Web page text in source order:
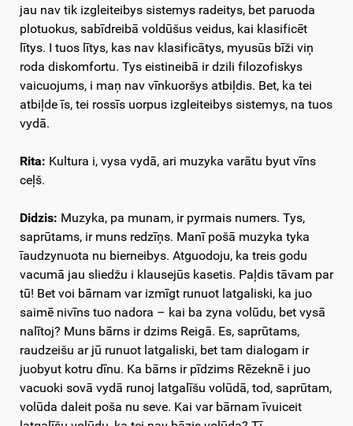
jau nav tik izgleiteibys sistemys radeitys, bet paruoda
plotuokus, sabīdreibā voldūšus veidus, kai klasificēt
lītys. I tuos lītys, kas nav klasificātys, myusūs bīži viņ
roda diskomfortu. Tys eistineibā ir dzili filozofiskys
vaicuojums, i maņ nav vīnkuoršys atbiļdis. Bet, ka tei
atbiļde īs, tei rossīs uorpus izgleiteibys sistemys, na tuos
vydā.
Rita: Kultura i, vysa vydā, ari muzyka varātu byut vīns
ceļš.
Didzis: Muzyka, pa munam, ir pyrmais numers. Tys,
saprūtams, ir muns redzīņs. Manī pošā muzyka tyka
īaudzynuota nu bierneibys. Atguodoju, ka treis godu
vacumā jau sliedžu i klausejūs kasetis. Paļdis tāvam par
tū! Bet voi bārnam var izmīgt runuot latgaliski, ka juo
saimē nivīns tuo nadora – kai ba zyna volūdu, bet vysā
nalītoj? Muns bārns ir dzims Reigā. Es, saprūtams,
raudzeišu ar jū runuot latgaliski, bet tam dialogam ir
juobyut kotru dīnu. Ka bārns ir pīdzims Rēzeknē i juo
vacuoki sovā vydā runoj latgalīšu volūdā, tod, saprūtam,
volūda daleit poša nu seve. Kai var bārnam īvuiceit